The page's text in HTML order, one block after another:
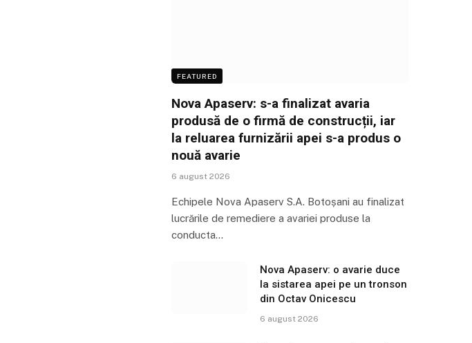
FEATURED
Nova Apaserv: s-a finalizat avaria
produsă de o firmă de construcții, iar
la reluarea furnizării apei s-a produs o
nouă avarie
6 august 2026
Echipele Nova Apaserv S.A. Botoșani au finalizat
lucrările de remediere a avariei produse la
conducta…
Nova Apaserv: o avarie duce
la sistarea apei pe un tronson
din Octav Onicescu
6 august 2026